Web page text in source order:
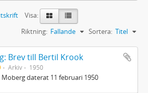
Visa:
Sortera: Titel
Riktning: Fallande
Brev till Bertil Krook
Arkiv 1950
daterat 11 februari 1950